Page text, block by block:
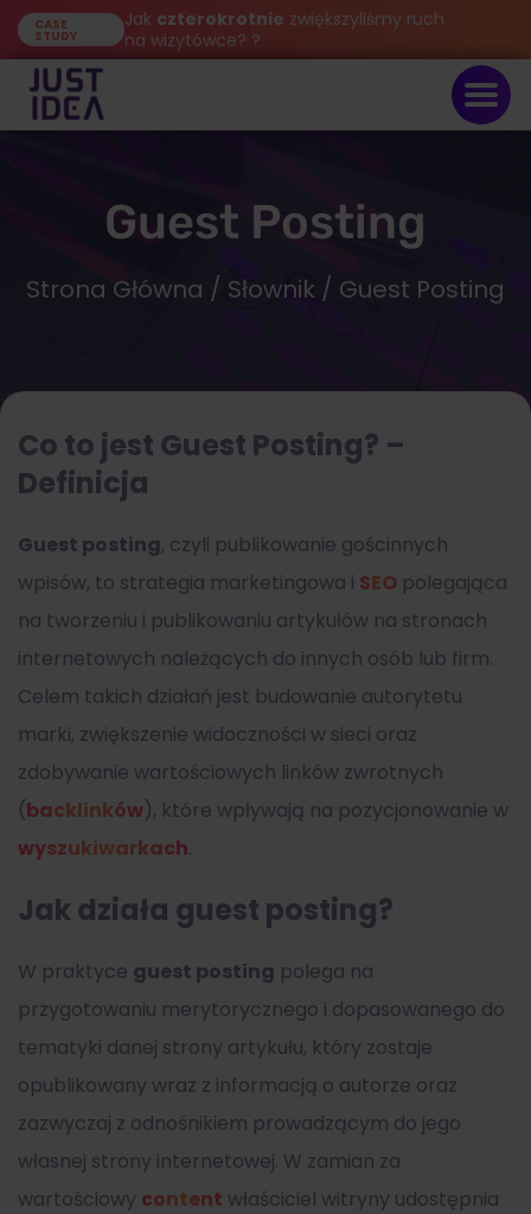
CASE
STUDY
Jak czterokrotnie zwiększyliśmy ruch
na wizytówce? ?
Guest Posting
Strona Główna / Słownik / Guest Posting
Co to jest Guest Posting? –
Definicja
Guest posting, czyli publikowanie gościnnych
wpisów, to strategia marketingowa i SEO polegająca
na tworzeniu i publikowaniu artykułów na stronach
internetowych należących do innych osób lub firm.
Celem takich działań jest budowanie autorytetu
marki, zwiększenie widoczności w sieci oraz
zdobywanie wartościowych linków zwrotnych
(backlinków), które wpływają na pozycjonowanie w
wyszukiwarkach.
Jak działa guest posting?
W praktyce guest posting polega na
przygotowaniu merytorycznego i dopasowanego do
tematyki danej strony artykułu, który zostaje
opublikowany wraz z informacją o autorze oraz
zazwyczaj z odnośnikiem prowadzącym do jego
własnej strony internetowej. W zamian za
wartościowy content właściciel witryny udostępnia